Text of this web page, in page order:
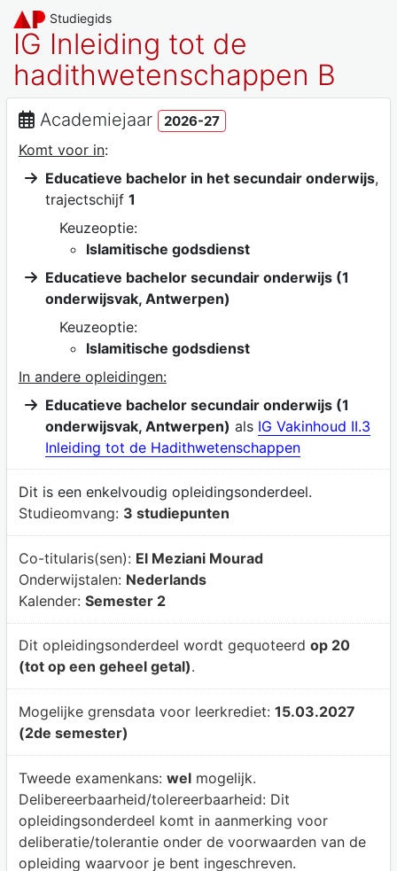
Studiegids
IG Inleiding tot de
hadithwetenschappen B
Academiejaar 2026-27
Komt voor in:
Educatieve bachelor in het secundair onderwijs,
trajectschijf 1
Keuzeoptie:
Islamitische godsdienst
Educatieve bachelor secundair onderwijs (1
onderwijsvak, Antwerpen)
Keuzeoptie:
Islamitische godsdienst
In andere opleidingen:
Educatieve bachelor secundair onderwijs (1
onderwijsvak, Antwerpen) als IG Vakinhoud II.3
Inleiding tot de Hadithwetenschappen
Dit is een enkelvoudig opleidingsonderdeel.
Studieomvang: 3 studiepunten
Co-titularis(sen): El Meziani Mourad
Onderwijstalen: Nederlands
Kalender: Semester 2
Dit opleidingsonderdeel wordt gequoteerd op 20
(tot op een geheel getal).
Mogelijke grensdata voor leerkrediet: 15.03.2027
(2de semester)
Tweede examenkans: welmogelijk.
Delibereerbaarheid/tolereerbaarheid: Dit
opleidingsonderdeel komt in aanmerking voor
deliberatie/tolerantie onder de voorwaarden van de
opleiding waarvoor je bent ingeschreven.